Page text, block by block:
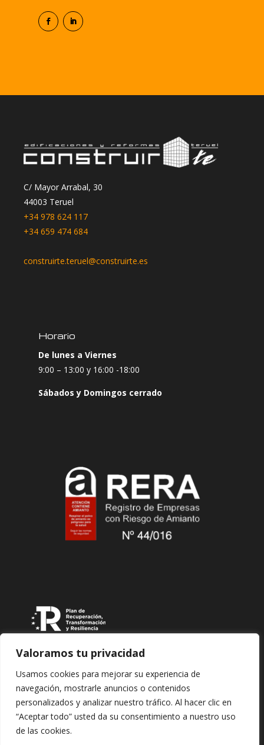
Valoramos tu privacidad
Usamos cookies para mejorar su experiencia de
navegación, mostrarle anuncios o contenidos
personalizados y analizar nuestro tráfico. Al hacer clic en
“Aceptar todo” usted da su consentimiento a nuestro uso
de las cookies.
C/ Mayor Arrabal, 30
44003 Teruel
+34 978 624 117
+34 659 474 684
construirte.teruel@construirte.es
Horario
De lunes a Viernes
9:00 – 13:00 y 16:00 -18:00
Sábados y Domingos cerrado
Copyright © 2026 Edificaciones y Reformas Construirte